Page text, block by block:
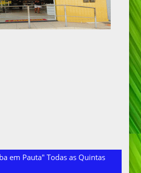
em Pauta" Todas as Quintas